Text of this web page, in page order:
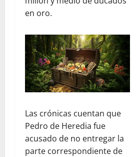
en oro.
Las crónicas cuentan que
Pedro de Heredia fue
acusado de no entregar la
parte correspondiente de